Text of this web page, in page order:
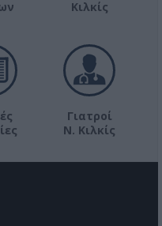
Κιλκίς
Γιατροί
Ν. Κιλκίς